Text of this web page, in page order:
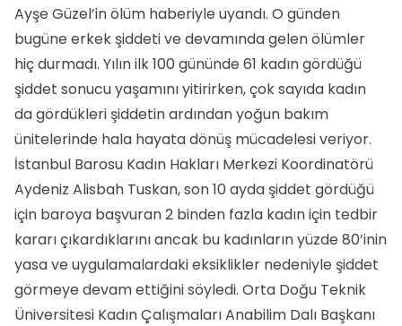
Ayşe Güzel’in ölüm haberiyle uyandı. O günden
bugüne erkek şiddeti ve devamında gelen ölümler
hiç durmadı. Yılın ilk 100 gününde 61 kadın gördüğü
şiddet sonucu yaşamını yitirirken, çok sayıda kadın
da gördükleri şiddetin ardından yoğun bakım
ünitelerinde hala hayata dönüş mücadelesi veriyor.
İstanbul Barosu Kadın Hakları Merkezi Koordinatörü
Aydeniz Alisbah Tuskan, son 10 ayda şiddet gördüğü
için baroya başvuran 2 binden fazla kadın için tedbir
kararı çıkardıklarını ancak bu kadınların yüzde 80’inin
yasa ve uygulamalardaki eksiklikler nedeniyle şiddet
görmeye devam ettiğini söyledi. Orta Doğu Teknik
Üniversitesi Kadın Çalışmaları Anabilim Dalı Başkanı